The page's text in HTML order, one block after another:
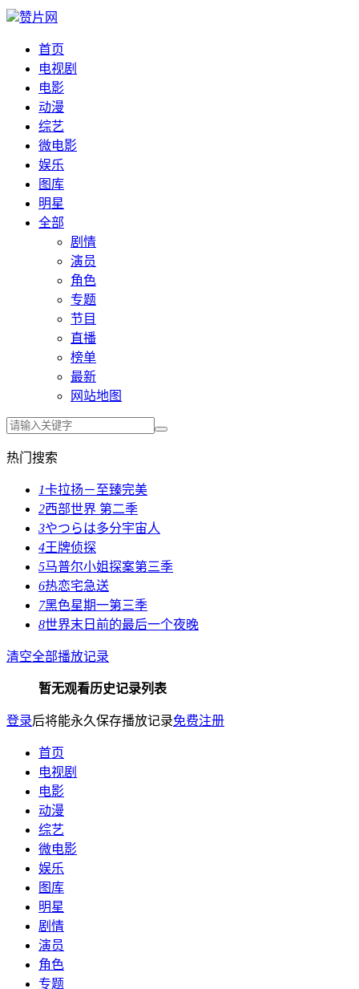
赞片网
首页
电视剧
电影
动漫
综艺
微电影
娱乐
图库
明星
全部
剧情
演员
角色
专题
节目
直播
榜单
最新
网站地图
热门搜索
1卡拉扬－至臻完美
2西部世界 第二季
3やつらは多分宇宙人
4王牌侦探
5马普尔小姐探案第三季
6热恋宅急送
7黑色星期一第三季
8世界末日前的最后一个夜晚
清空全部播放记录
暂无观看历史记录列表
登录后将能永久保存播放记录免费注册
首页
电视剧
电影
动漫
综艺
微电影
娱乐
图库
明星
剧情
演员
角色
专题